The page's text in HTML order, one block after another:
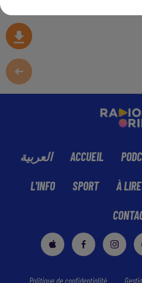
العربية ACCUEIL
L'INFO SPORT À LIRE
Politique de confidentialité